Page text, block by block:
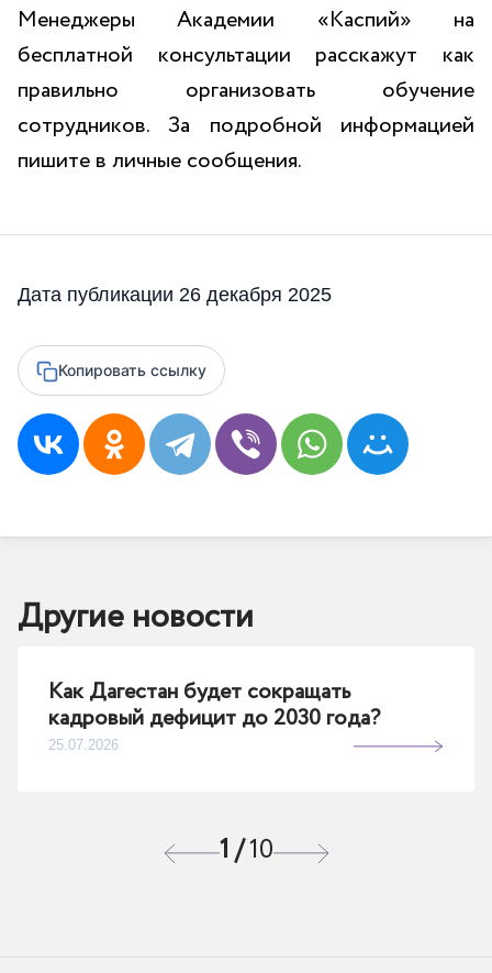
Менеджеры Академии «Каспий» на
бесплатной консультации расскажут как
правильно организовать обучение
сотрудников. За подробной информацией
пишите в личные сообщения.
Дата публикации 26 декабря 2025
Копировать ссылку
Другие новости
1/10
Как Дагестан будет сокращать
кадровый дефицит до 2030 года?
25.07.2026